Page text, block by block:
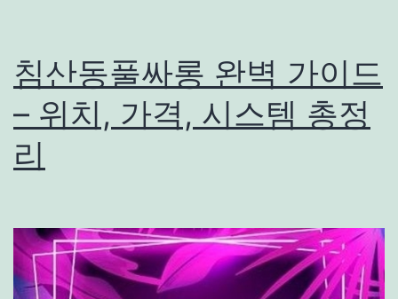
침산동풀싸롱 완벽 가이드
– 위치, 가격, 시스템 총정
리